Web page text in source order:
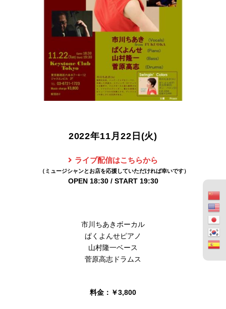
2022年11月22日(火)
ライブ配信はこちらから
OPEN 18:30 / START 19:30
市川ちあきボーカル
ぱくよんせピアノ
山村隆一ベース
菅原高志ドラムス
料金：￥3,800